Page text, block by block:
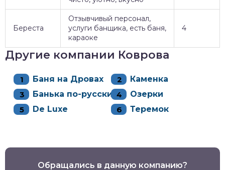
Береста
Отзывчивый персонал,
услуги банщика, есть баня,
караоке
4
Другие компании Коврова
Баня на Дровах
Каменка
Банька по-русски
Озерки
De Luxe
Теремок
Обращались в данную компанию?